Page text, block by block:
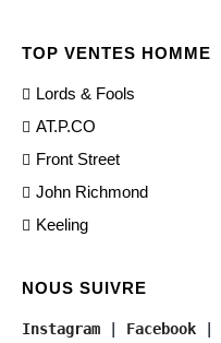
TOP VENTES HOMME
Lords & Fools
AT.P.CO
Front Street
John Richmond
Keeling
NOUS SUIVRE
Instagram | Facebook |